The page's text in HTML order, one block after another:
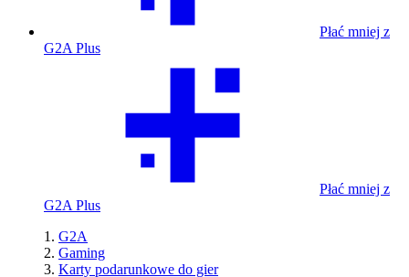
Płać mniej z
G2A Plus
Płać mniej z
G2A Plus
G2A
Gaming
Karty podarunkowe do gier